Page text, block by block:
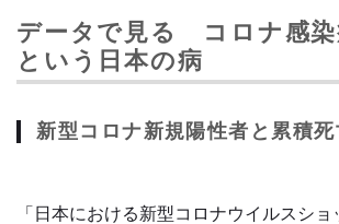
データで見る コロナ感染
という日本の病
新型コロナ新規陽性者と累積
「日本における新型コロナウイルスシ